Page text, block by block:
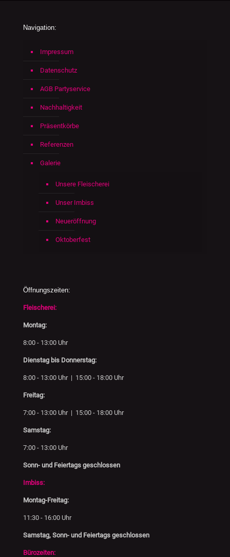
Navigation:
Impressum
Datenschutz
AGB Partyservice
Nachhaltigkeit
Präsentkörbe
Referenzen
Galerie
Unsere Fleischerei
Unser Imbiss
Neueröffnung
Oktoberfest
Öffnungszeiten:
Fleischerei:
Montag:
8:00 - 13:00 Uhr
Dienstag bis Donnerstag:
8:00 - 13:00 Uhr | 15:00 - 18:00 Uhr
Freitag:
7:00 - 13:00 Uhr | 15:00 - 18:00 Uhr
Samstag:
7:00 - 13:00 Uhr
Sonn- und Feiertags geschlossen
Imbiss:
Montag-Freitag:
11:30 - 16:00 Uhr
Samstag, Sonn- und Feiertags geschlossen
Bürozeiten: